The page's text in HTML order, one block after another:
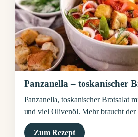
Panzanella – toskanischer
Panzanella, toskanischer Brotsalat
und viel Olivenöl. Mehr braucht der
Zum Rezept